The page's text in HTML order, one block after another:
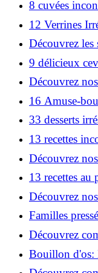
8 cuvées
brunch de
12 Verrines
Apéro de
Découvrez les
- Astuces
9 délicieux
à préparer!
Découvrez
du 20 au 26
16 Amuse-
un apéro
33 desserts
famille - À
13 recettes
égayer votre
Découvrez
spaghettis !
13 recettes au
l'arrivée du
Découvrez
du 13 au 19
Familles
en 20 minutes!
Découvrez
transformer
Bouillon d'os:
cubes